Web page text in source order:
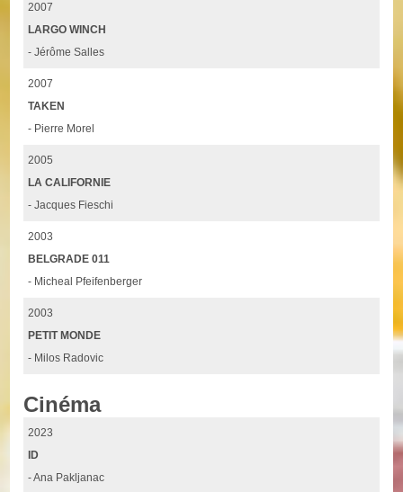
2007
LARGO WINCH
- Jérôme Salles
2007
TAKEN
- Pierre Morel
2005
LA CALIFORNIE
- Jacques Fieschi
2003
BELGRADE 011
- Micheal Pfeifenberger
2003
PETIT MONDE
- Milos Radovic
Cinéma
2023
ID
- Ana Pakljanac